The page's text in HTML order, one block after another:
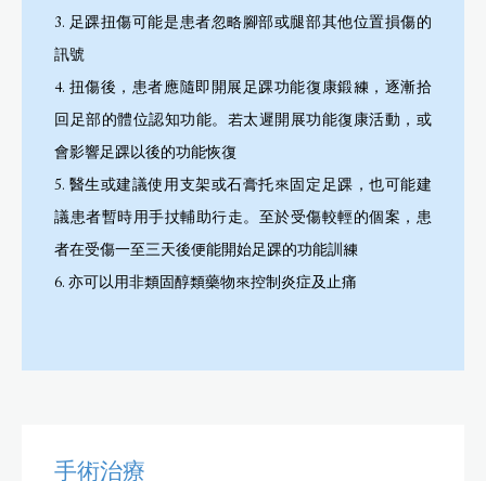
3. 足踝扭傷可能是患者忽略腳部或腿部其他位置損傷的
訊號
4. 扭傷後，患者應隨即開展足踝功能復康鍛練，逐漸拾
回足部的體位認知功能。若太遲開展功能復康活動，或
會影響足踝以後的功能恢復
5. 醫生或建議使用支架或石膏托來固定足踝，也可能建
議患者暫時用手扙輔助行走。至於受傷較輕的個案，患
者在受傷一至三天後便能開始足踝的功能訓練
6. 亦可以用非類固醇類藥物來控制炎症及止痛
手術治療